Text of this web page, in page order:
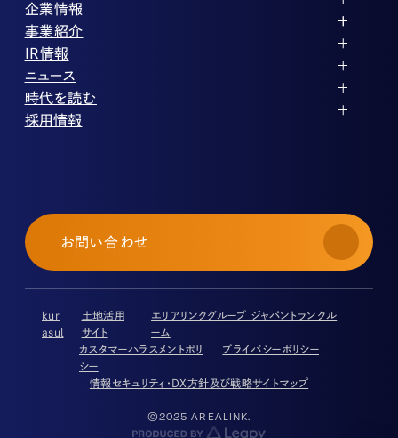
企業情報
代表メッセージ
企業理念
会社概要
役員紹介
沿革
コーポレートガバナンス
事業紹介
ストレージ事業
パートナー制度
ストレージライフ
土地権利整備事業
オフィス事業
アセット事業
IR情報
IRカレンダー
中期経営計画
事業等のリスク
株式・株主情報
個人投資家の皆様へ
よくある質問・用語集
IRメール登録
免責事項
ニュース
PR
IR
時代を読む
投稿一覧
採用情報
採用エントリー
お問い合わせ
kur
asul
土地活用
サイト
エリアリンクグループ ジャパントランクル
ーム
カスタマーハラスメントポリ
シー
プライバシーポリシー
情報セキュリティ・DX方針及び戦略サイトマップ
©2025 AREALINK.